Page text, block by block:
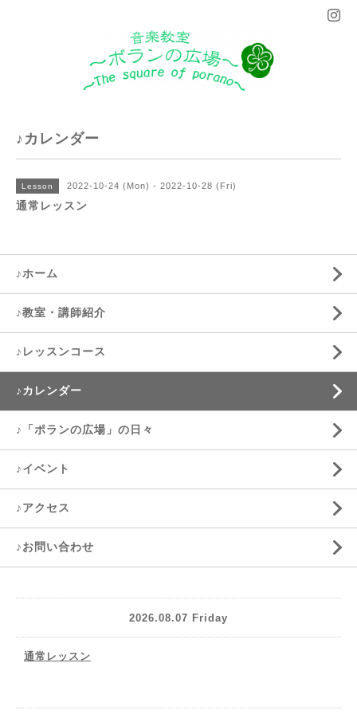
♪カレンダー
Lesson 2022-10-24 (Mon) - 2022-10-28 (Fri)
通常レッスン
♪ホーム
♪教室・講師紹介
♪レッスンコース
♪カレンダー
♪「ポランの広場」の日々
♪イベント
♪アクセス
♪お問い合わせ
2026.08.07 Friday
通常レッスン